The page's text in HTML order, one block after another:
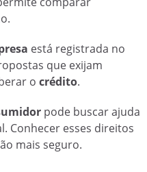
está registrada no
que exijam
ocrédito.
pode buscar ajuda
Conhecer esses direitos
mais seguro.